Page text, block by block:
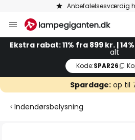
Anbefalelsesværdig
to
Content
Ekstra rabat: 11% fra 899 kr. |
alt
Kode:SPAR26
Spardage: op til
Indendørsbelysning